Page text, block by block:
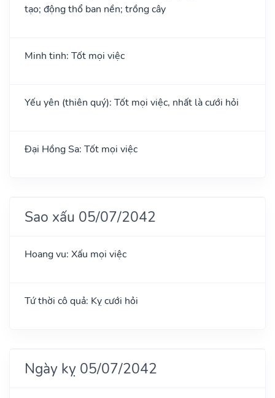
tạo; động thổ ban nền; trồng cây
Minh tinh: Tốt mọi việc
Yếu yên (thiên quý): Tốt mọi việc, nhất là cưới hỏi
Đại Hồng Sa: Tốt mọi việc
Sao xấu 05/07/2042
Hoang vu: Xấu mọi việc
Tứ thời cô quả: Kỵ cưới hỏi
Ngày kỵ 05/07/2042